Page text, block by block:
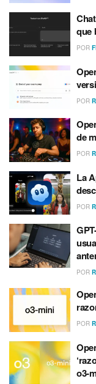
que
POR
POR
de
POR
La
POR
POR
POR
o3-